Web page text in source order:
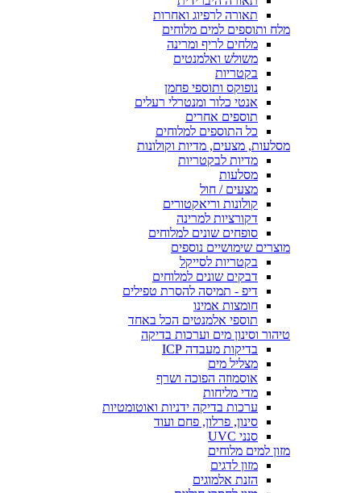
תאורה לרפיוג ואחרות
מלח ותוספים למים מלוחים
מלחים לריף ומרינה
משולש ואלמנטים
בקטריות
נופוקס ותוספי פחמן
אנטי כלור ומנטרלי רעלים
תוספים אחרים
כל התוספים למלוחים
מסלעות, מצעים, מדיות וקולונות
מדיות לבקטריות
מסלעות
מצעים / חול
קולונות וריאקטורים
דקורציות למרינה
סופחים שונים למלוחים
מוצרים שימושיים נוספים
בקטריות לסייקל
דבקים שונים למלוחים
דיפ - תמיסה להסרת טפילים
חומצות אמינו
תוספי אלמנטים הכל באחד
טיהור וסינון מים וערכות בדיקה
בדיקות מעבדה ICP
מצליל מים
אוסמוזה הפוכה ושרף
מדי מליחות
ערכות בדיקה ידניות ואוטומטיות
סינון, פרלון, פחם ועוד
סנני UVC
מזון למים מלוחים
מזון לדגים
הזנת אלמוגים